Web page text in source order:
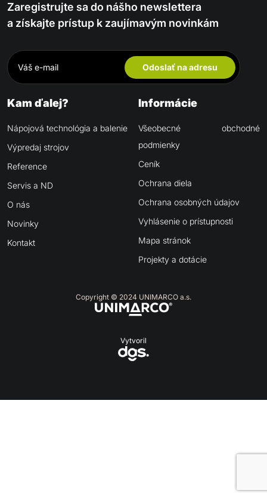
Zaregistrujte sa do nášho newslettera
a získajte prístup k zaujímavým novinkám
Odoslať na adresu
Kam ďalej?
Nápojová technológia a balenie
Výpredaj strojov
Reference
Servis a ND
O nás
Novinky
Kontakt
Informácie
Všeobecné obchodné
podmienky
Ceník
Ochrana diela
Ochrana osobných údajov
Vyhlásenie o prístupnosti
Mapa stránok
Projekty a dotácie
Copyright © 2024 UNIMARCO a.s.
Vytvoril